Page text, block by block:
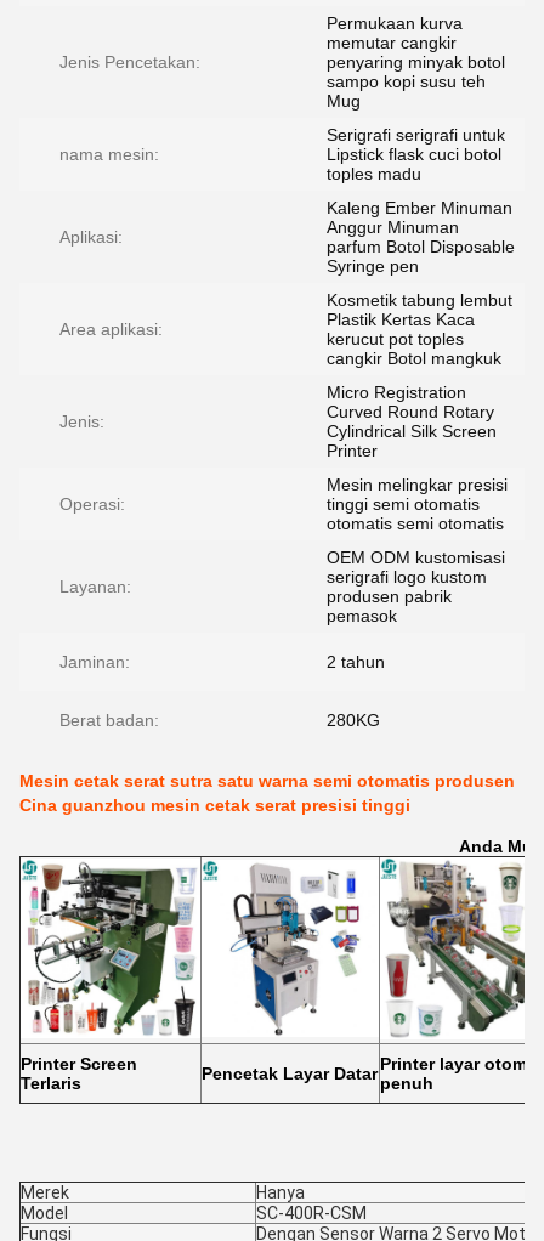
Jenis Pencetakan:
Permukaan kurva
memutar cangkir
penyaring minyak botol
sampo kopi susu teh
Mug
nama mesin:
Serigrafi serigrafi untuk
Lipstick flask cuci botol
toples madu
Aplikasi:
Kaleng Ember Minuman
Anggur Minuman
parfum Botol Disposable
Syringe pen
Area aplikasi:
Kosmetik tabung lembut
Plastik Kertas Kaca
kerucut pot toples
cangkir Botol mangkuk
Jenis:
Micro Registration
Curved Round Rotary
Cylindrical Silk Screen
Printer
Operasi:
Mesin melingkar presisi
tinggi semi otomatis
otomatis semi otomatis
Layanan:
OEM ODM kustomisasi
serigrafi logo kustom
produsen pabrik
pemasok
Jaminan: 2 tahun
Berat badan: 280KG
Mesin cetak serat sutra satu warna semi otomatis produsen
Cina guanzhou mesin cetak serat presisi tinggi
Anda
Printer Screen
Terlaris
Pencetak Layar DatarPrinter layar
penuh
Merek
Hanya
Model
SC-400R-CSM
Fungsi
Dengan Sensor Warna 2 Servo Motor